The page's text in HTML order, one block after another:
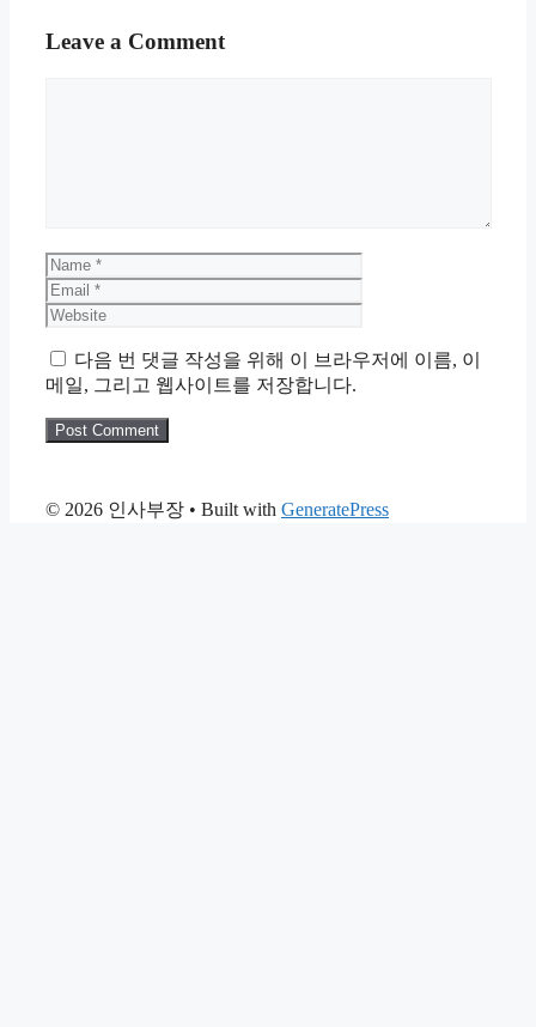
Leave a Comment
Name
다음 번 댓글 작성을 위해 이 브라우저에 이름, 이
메일, 그리고 웹사이트를 저장합니다.
© 2026 인사부장 • Built with GeneratePress